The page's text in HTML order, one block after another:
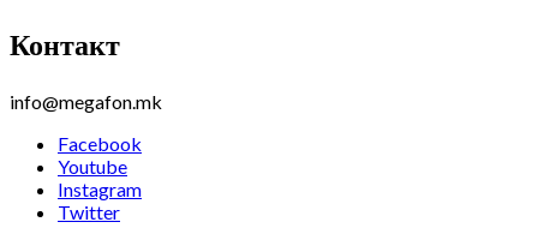
Контакт
info@megafon.mk
Facebook
Youtube
Instagram
Twitter